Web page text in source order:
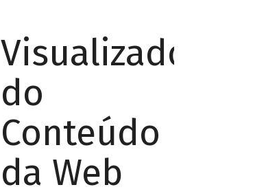
Visualizador
do
Conteúdo
da Web